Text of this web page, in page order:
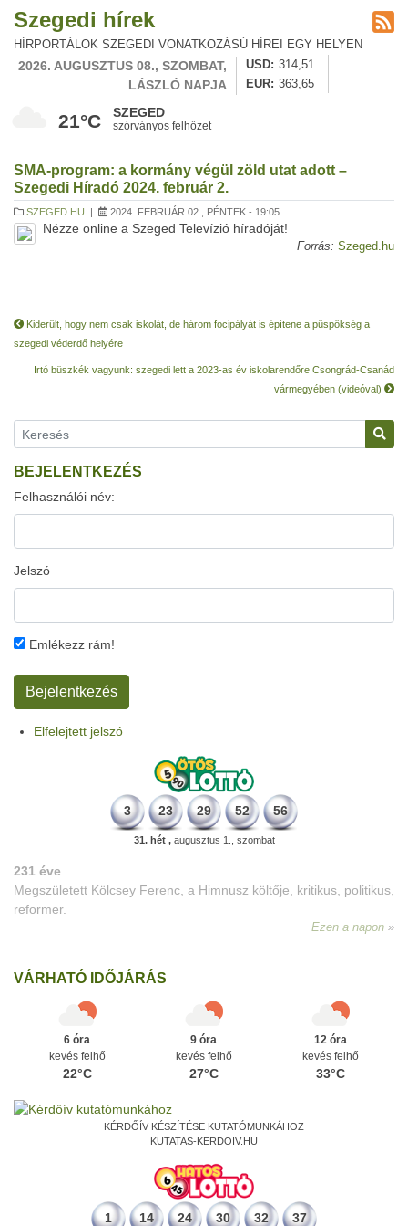
Szegedi hírek
HÍRPORTÁLOK SZEGEDI VONATKOZÁSÚ HÍREI EGY HELYEN
2026. AUGUSZTUS 08., SZOMBAT,
LÁSZLÓ NAPJA
USD
314,51
EUR
363,65
21°C SZEGED
szórványos felhőzet
SMA-program: a kormány végül zöld utat adott –
Szegedi Híradó 2024. február 2.
SZEGED.HU | 2024. FEBRUÁR 02., PÉNTEK - 19:05
Nézze online a Szeged Televízió híradóját!
Forrás: Szeged.hu
Kiderült, hogy nem csak iskolát, de három focipályát is építene a püspökség a
szegedi véderdő helyére
Irtó büszkék vagyunk: szegedi lett a 2023-as év iskolarendőre Csongrád-Csanád
vármegyében (videóval)
BEJELENTKEZÉS
Felhasználói név:
Jelszó
Emlékezz rám!
Elfelejtett jelszó
3 23 29 52 56
31. hét ,augusztus 1., szombat
231 éve
Megszületett Kölcsey Ferenc, a Himnusz költője, kritikus, politikus,
reformer.
Ezen a napon
VÁRHATÓ IDŐJÁRÁS
6 óra
kevés felhő
22°C
9 óra
kevés felhő
27°C
12 óra
kevés felhő
33°C
KÉRDŐÍV KÉSZÍTÉSE KUTATÓMUNKÁHOZ
KUTATAS-KERDOIV.HU
1 14 24 30 32 37